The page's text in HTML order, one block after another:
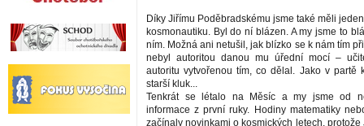
Díky Jiřímu Poděbradskému jsme také měli
kosmonautiku. Byl do ní blázen. A my jsme to
ním. Možná ani netušil, jak blízko se k nám tím
nebyl autoritou danou mu úřední mocí –
autoritu vytvořenou tím, co dělal. Jako v partě
starší kluk...
Tenkrát se létalo na Měsíc a my jsme od
informace z první ruky. Hodiny matematiky
začínaly novinkami o kosmických letech,